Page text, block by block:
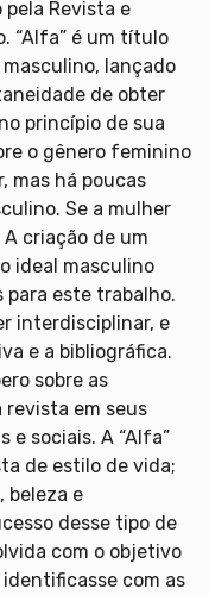
Revista e
“Alfa” é um título
lançado
de obter
princípio de sua
o gênero feminino
mas há poucas
Se a mulher
criação de um
ideal masculino
este trabalho.
interdisciplinar, e
e a bibliográfica.
sobre as
revista em seus
e sociais. A “Alfa”
de estilo de vida;
beleza e
desse tipo de
com o objetivo
com as